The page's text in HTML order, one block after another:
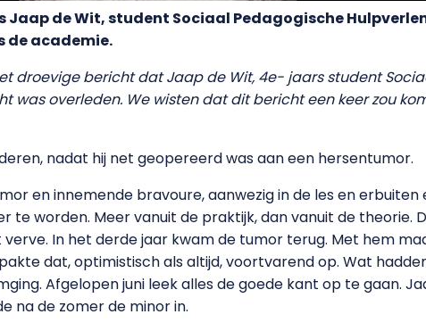
Jaap de Wit, student Sociaal Pedagogische
de academie.
droevige bericht dat Jaap de Wit, 4e- jaars student
was overleden. We wisten dat dit bericht een keer zou
nadat hij net geopereerd was aan een hersentumor.
en innemende bravoure, aanwezig in de les en erbuiten
te worden. Meer vanuit de praktijk, dan vanuit de theorie.
verve. In het derde jaar kwam de tumor terug. Met hem
dat, optimistisch als altijd, voortvarend op. Wat
Afgelopen juni leek alles de goede kant op te gaan.
na de zomer de minor in.